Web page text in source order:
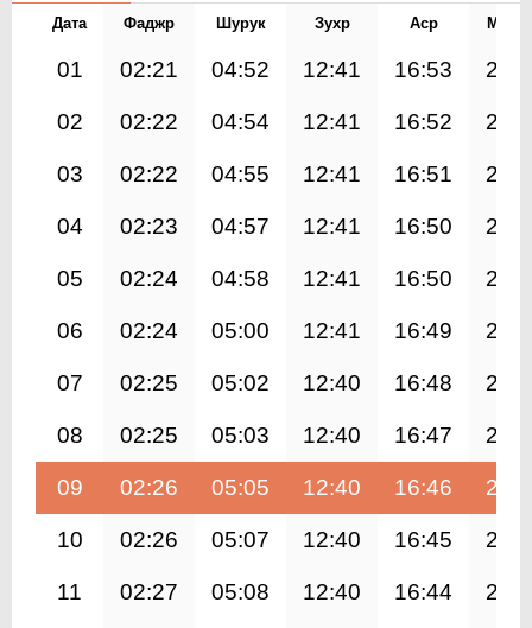
Дата Фаджр Шурук Зухр Аср
01 02:21 04:52 12:41 16:53
02 02:22 04:54 12:41 16:52
03 02:22 04:55 12:41 16:51
04 02:23 04:57 12:41 16:50
05 02:24 04:58 12:41 16:50
06 02:24 05:00 12:41 16:49
07 02:25 05:02 12:40 16:48
08 02:25 05:03 12:40 16:47
09 02:26 05:05 12:40 16:46
10 02:26 05:07 12:40 16:45
11 02:27 05:08 12:40 16:44